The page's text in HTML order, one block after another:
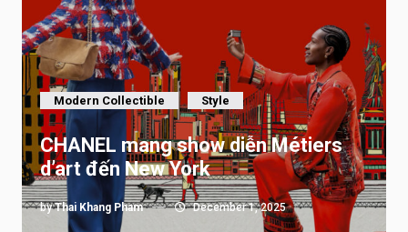
Modern Collectible Style
CHANEL mang show diễn Métiers
d’art đến New York
byThai Khang Pham December 1, 2025